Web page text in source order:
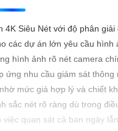
4K Siêu Nét với độ phân giải
các dự án lớn yêu cầu hình
hình ảnh rõ nét camera
ứng nhu cầu giám sát thông
mức giá hợp lý và chiết
sắc nét rõ ràng dù trong
quan sát cả ban ngày